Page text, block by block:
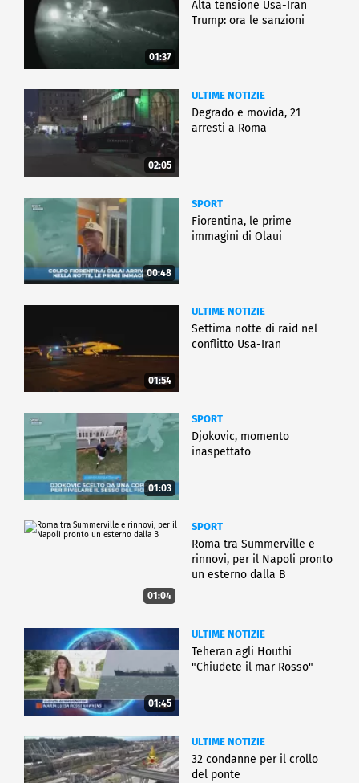
01:37
Alta tensione Usa-Iran
Trump: ora le sanzioni
02:05
ULTIME NOTIZIE
Degrado e movida, 21
arresti a Roma
00:48
SPORT
Fiorentina, le prime
immagini di Olaui
01:54
ULTIME NOTIZIE
Settima notte di raid nel
conflitto Usa-Iran
01:03
SPORT
Djokovic, momento
inaspettato
01:04
SPORT
Roma tra Summerville e
rinnovi, per il Napoli pronto
un esterno dalla B
01:45
ULTIME NOTIZIE
Teheran agli Houthi
"Chiudete il mar Rosso"
ULTIME NOTIZIE
32 condanne per il crollo
del ponte